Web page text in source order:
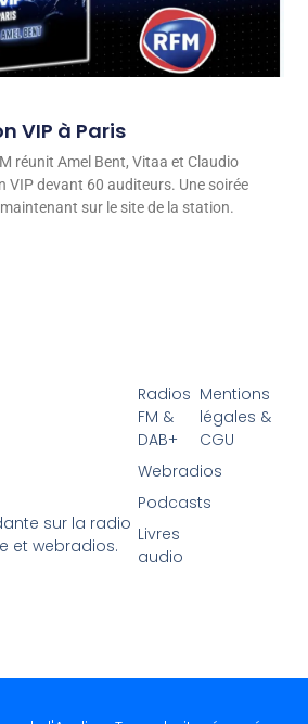
VIP à Paris
réunit Amel Bent, Vitaa et Claudio
VIP devant 60 auditeurs. Une soirée
sur le site de la station.
sur la radio
et webradios.
Radios
FM &
DAB+
Webradios
Podcasts
Livres
audio
Mentions
légales &
CGU